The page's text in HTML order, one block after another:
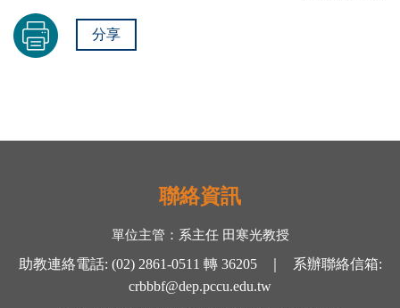
分享
聯絡資訊
單位主管： 系主任 田寒光教授
助教連絡電話: (02) 2861-0511 轉36205 ｜ 系辦聯絡信箱:
crbbbf@dep.pccu.edu.tw